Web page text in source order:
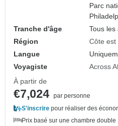
Parc
Tranche d'âge
Tous
Région
Côte est
Langue
Voyagiste
Across
À partir de
€7,024 par personne
S'inscrire pour réaliser des
Prix basé sur une chambre double